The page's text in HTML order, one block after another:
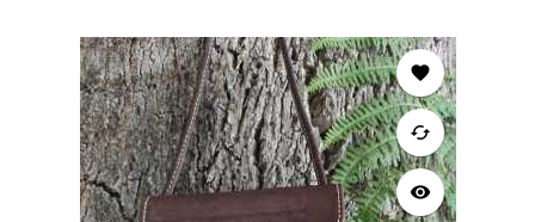
favorite
cached
visibility